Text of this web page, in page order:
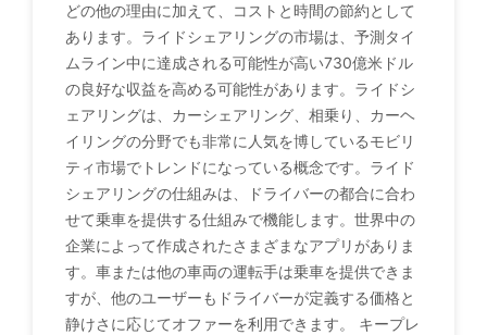
どの他の理由に加えて、コストと時間の節約として
あります。ライドシェアリングの市場は、予測タイ
ムライン中に達成される可能性が高い730億米ドル
の良好な収益を高める可能性があります。ライドシ
ェアリングは、カーシェアリング、相乗り、カーヘ
イリングの分野でも非常に人気を博しているモビリ
ティ市場でトレンドになっている概念です。ライド
シェアリングの仕組みは、ドライバーの都合に合わ
せて乗車を提供する仕組みで機能します。世界中の
企業によって作成されたさまざまなアプリがありま
す。車または他の車両の運転手は乗車を提供できま
すが、他のユーザーもドライバーが定義する価格と
静けさに応じてオファーを利用できます。 キープレ